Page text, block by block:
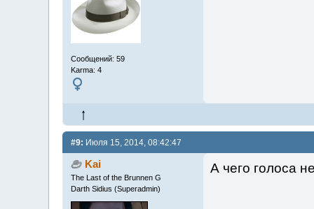
Сообщений: 59
Karma: 4
#9: Июля 15, 2014, 08:42:47
Kai
The Last of the Brunnen G
Darth Sidius (Superadmin)
А чего голоса